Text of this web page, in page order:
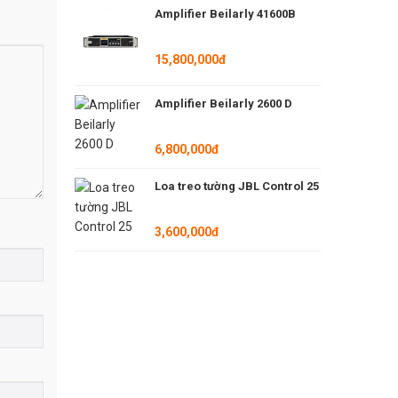
rộng,
Amplifier Beilarly 41600B
15,800,000đ
Amplifier Beilarly 2600 D
6,800,000đ
Loa treo tường JBL Control 25
3,600,000đ